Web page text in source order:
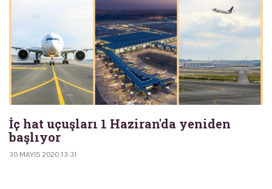
İç hat uçuşları 1 Haziran'da yeniden
başlıyor
30 MAYIS 2020 13:31